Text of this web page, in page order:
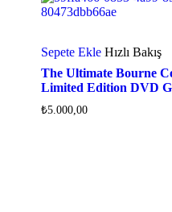
Sepete Ekle Hızlı Bakış
The Ultimate Bourne
Limited Edition DVD
₺5.000,00